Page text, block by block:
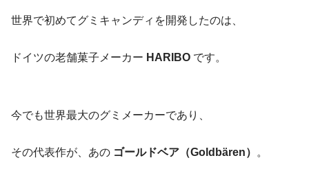
世界で初めてグミキャンディを開発したのは、
ドイツの老舗菓子メーカー HARIBO です。
今でも世界最大のグミメーカーであり、
その代表作が、あの ゴールドベア（Goldbären） 。